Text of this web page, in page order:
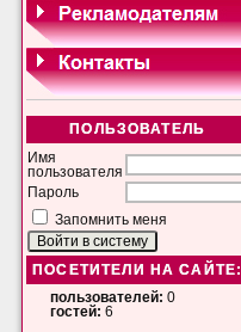
ПОЛЬЗОВАТЕЛЬ
Имя
пользователя
Пароль
Запомнить меня
ПОСЕТИТЕЛИ НА САЙТЕ:
пользователей: 0
гостей: 6